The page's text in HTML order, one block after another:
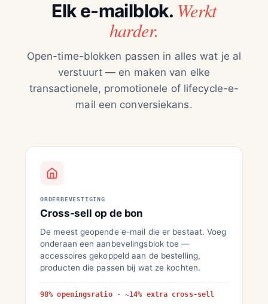
Elk e-mailblok. Werkt
harder.
Open-time-blokken passen in alles wat je al
verstuurt — en maken van elke
transactionele, promotionele of lifecycle-e-
mail een conversiekans.
ORDERBEVESTIGING
Cross-sell op de bon
De meest geopende e-mail die er bestaat. Voeg
onderaan een aanbevelingsblok toe —
accessoires gekoppeld aan de bestelling,
producten die passen bij wat ze kochten.
98% openingsratio · ~14% extra cross-sell